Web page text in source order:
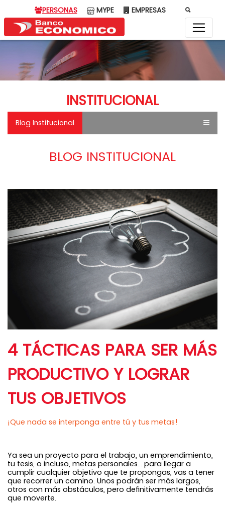
PERSONAS MYPE EMPRESAS
INSTITUCIONAL
Blog Institucional
BLOG INSTITUCIONAL
4 TÁCTICAS PARA SER MÁS
PRODUCTIVO Y LOGRAR
TUS OBJETIVOS
¡Que nada se interponga entre tú y tus metas!
Ya sea un proyecto para el trabajo, un emprendimiento,
tu tesis, o incluso, metas personales… para llegar a
cumplir cualquier objetivo que te propongas, vas a tener
que recorrer un camino. Unos podrán ser más largos,
otros con más obstáculos, pero definitivamente tendrás
que moverte.